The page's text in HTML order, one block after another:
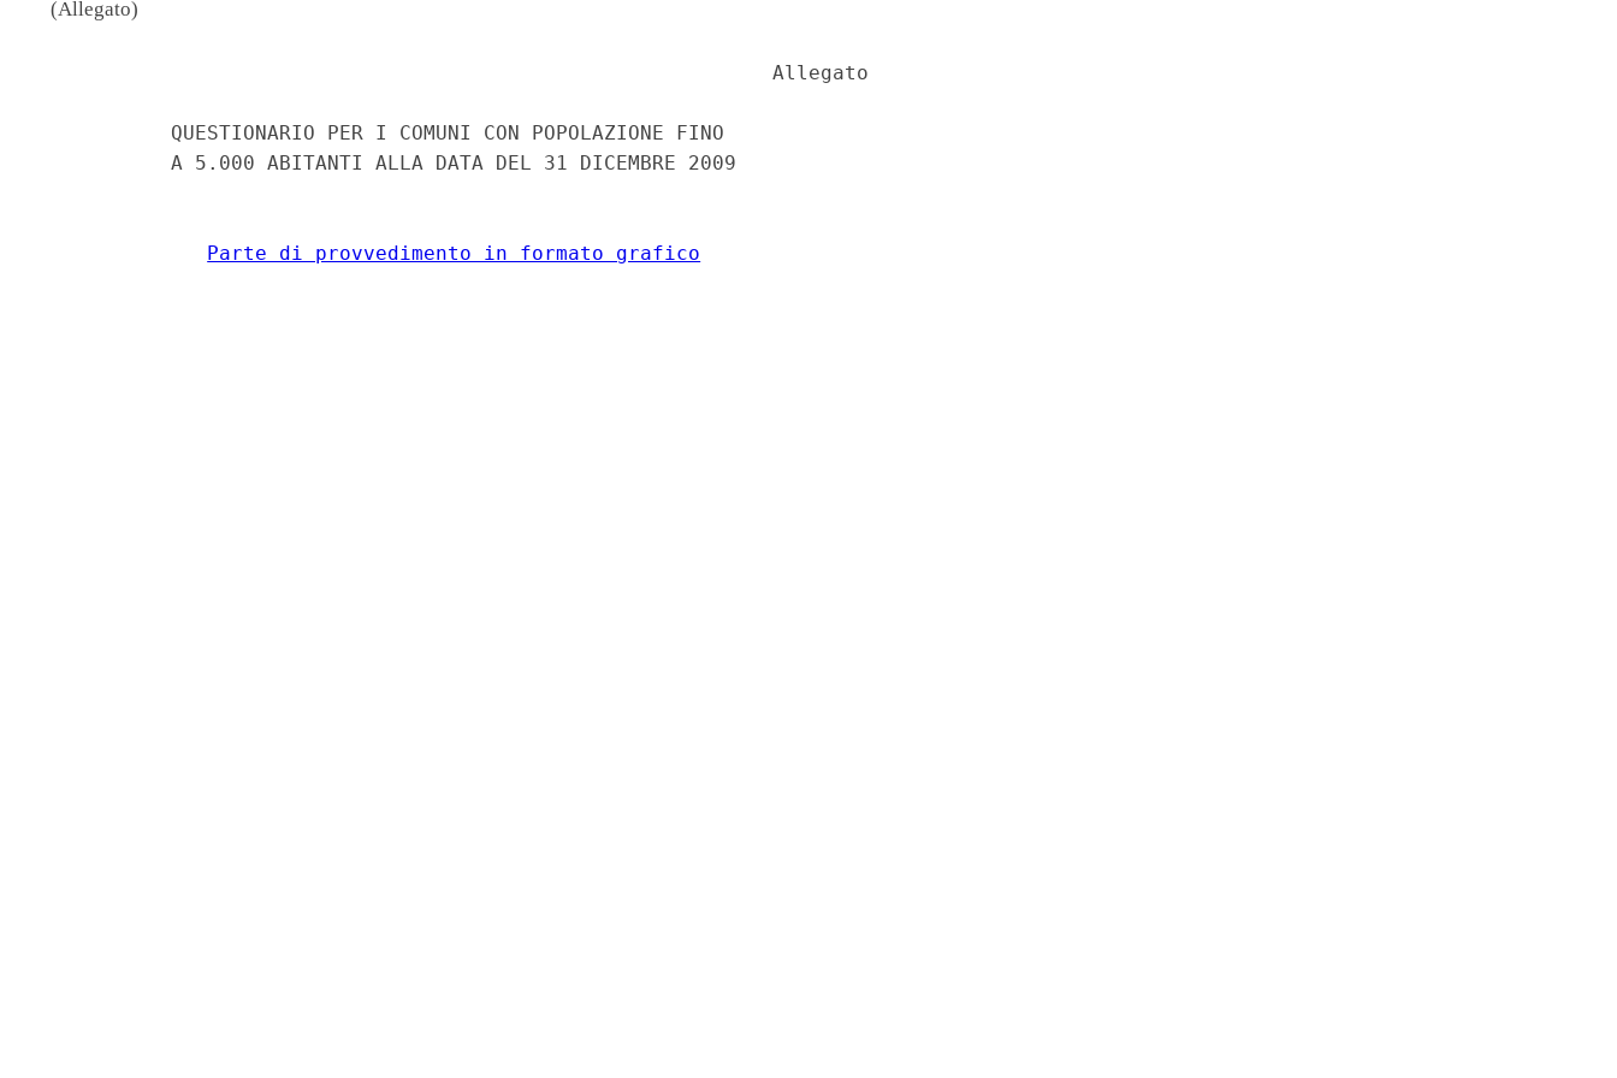
(Allegato)
                                                             Allegato
           QUESTIONARIO PER I COMUNI CON POPOLAZIONE FINO
           A 5.000 ABITANTI ALLA DATA DEL 31 DICEMBRE 2009
Parte di provvedimento in formato grafico